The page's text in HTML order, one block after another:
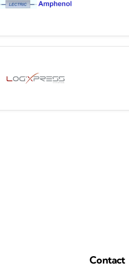
Contact